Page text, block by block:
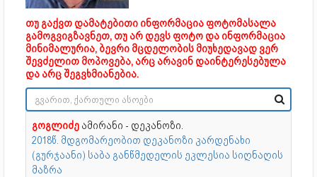
თუ გაქვთ დამატებითი ინფორმაცია ფოტომასალა
გამოგვიგზავნეთ, თუ არ დევს ფოტო და ინფორმაცია
მინიმალურია, ბევრი მცდელობის მიუხედავად ვერ
შევძელით მოპოვება, არც არავინ დაინტერესებულა
და არც შეგვხმიანებია.
გოგლიძე ამირანი - დეკანოზი.
2018წ. მდგომარეობით დეკანოზი კარდენახი
(გურჯაანი) საბა განწმედელის ეკლესია სიღნაღის
მაზრა